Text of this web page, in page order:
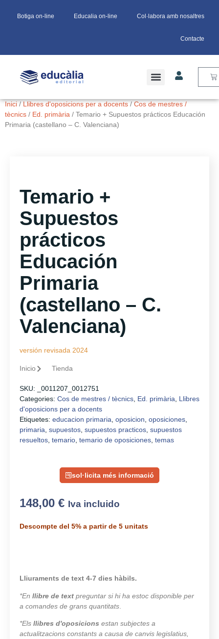
Botiga on-line Educalia on-line Col·labora amb nosaltres
Contacte
Inici/Llibres d'oposicions per a docents/Cos de mestres /
tècnics / Ed. primària / Temario + Supuestos prácticos Educación
Primaria (castellano – C. Valenciana)
Temario +
Supuestos
prácticos
Educación
Primaria
(castellano – C.
Valenciana)
versión revisada 2024
Inicio Tienda
SKU:
_0011207_0012751
Categories: Cos de mestres / tècnics Ed. primària
Llibres
d'oposicions per a docents
Etiquetes: educacion primaria oposicion oposiciones
primaria supuestos supuestos practicos supuestos
resueltos temario temario de oposiciones temas
sol·licita més informació
148,00 € Iva incluido
Descompte del 5% a partir de 5 unitats
Lliuraments de text 4-7 dies hàbils.
*En llibre de text preguntar si hi ha estoc disponible per
a comandes de grans quantitats
*Els llibres d'oposicions estan subjectes a
actualitzacions constants a causa de canvis legislatius,